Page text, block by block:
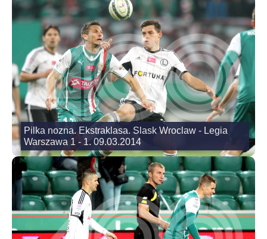
Pilka nozna. Ekstraklasa. Slask Wroclaw - Legia
Warszawa 1 - 1. 09.03.2014